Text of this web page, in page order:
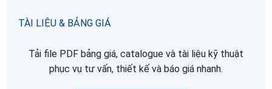
TÀI LIỆU & BẢNG GIÁ
Tải file PDF bảng giá, catalogue và tài liệu kỹ thuật
phục vụ tư vấn, thiết kế và báo giá nhanh.